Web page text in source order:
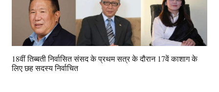
18वीं तिब्बती निर्वासित संसद के प्रथम सत्र के दौरान 17वें काशाग के
लिए छह सदस्य निर्वाचित